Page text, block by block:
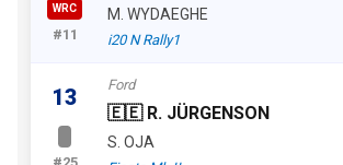
WRC
#11
M. WYDAEGHE
i20 N Rally1
13 Ford
🇪🇪 R. JÜRGENSON
S. OJA